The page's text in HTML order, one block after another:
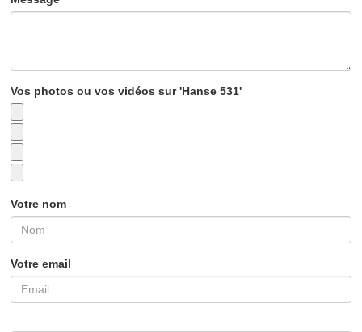
Vos photos ou vos vidéos sur 'Hanse 531'
Votre nom
Votre email